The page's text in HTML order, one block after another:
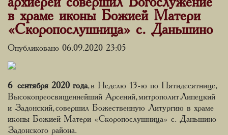
архиерей совершил Богослужение
в храме иконы Божией Матери
«Скоропослушница» с. Даньшино
Опубликовано 06.09.2020 23:05
6 сентября 2020 года, в Неделю 13-ю по Пятидесятнице,
Высокопреосвященнейший Арсений, митрополит Липецкий
и Задонский, совершил Божественную Литургию в храме
иконы Божией Матери «Скоропослушница» с. Даньшино
Задонского района.